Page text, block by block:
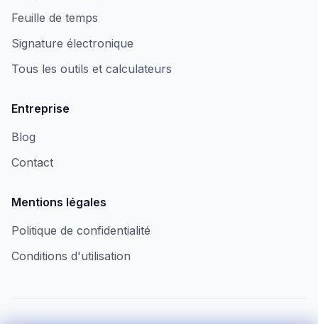
Feuille de temps
Signature électronique
Tous les outils et calculateurs
Entreprise
Blog
Contact
Mentions légales
Politique de confidentialité
Conditions d'utilisation